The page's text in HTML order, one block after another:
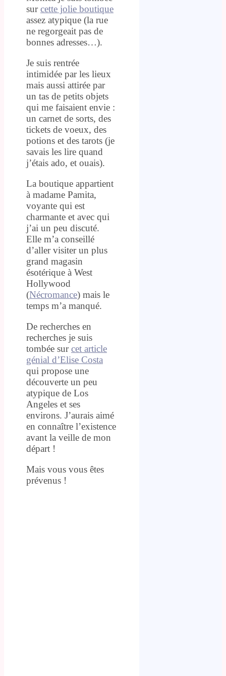
surcette jolie boutique
assez atypique (la rue
ne regorgeait pas de
bonnes adresses…).
Je suis rentrée
intimidée par les lieux
mais aussi attirée par
un tas de petits objets
qui me faisaient envie :
un carnet de sorts, des
tickets de voeux, des
potions et des tarots (je
savais les lire quand
j’étais ado, et ouais).
La boutique appartient
à madame Pamita,
voyante qui est
charmante et avec qui
j’ai un peu discuté.
Elle m’a conseillé
d’aller visiter un plus
grand magasin
ésotérique à West
Hollywood
(Nécromance) mais le
temps m’a manqué.
De recherches en
recherches je suis
tombée surcet article
génial d’Elise Costa
qui propose une
découverte un peu
atypique de Los
Angeles et ses
environs. J’aurais aimé
en connaître l’existence
avant la veille de mon
départ !
Mais vous vous êtes
prévenus !